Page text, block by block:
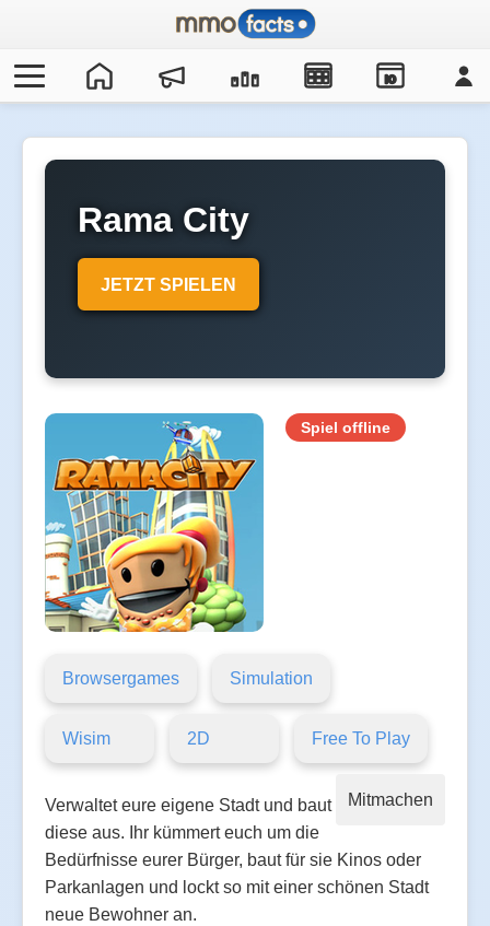
IO
Rama City
JETZT SPIELEN
Spiel offline
Browsergames Simulation
Wisim 2D Free To Play
Mitmachen
Verwaltet eure eigene Stadt und baut
diese aus. Ihr kümmert euch um die
Bedürfnisse eurer Bürger, baut für sie Kinos oder
Parkanlagen und lockt so mit einer schönen Stadt
neue Bewohner an.